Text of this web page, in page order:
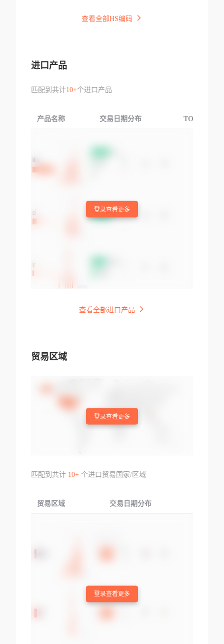
查看全部HS编码
进口产品
匹配到共计10+个进口产品
产品名称 交易日期分布 TOP3交易国
登录查看更多
查看全部进口产品
贸易区域
登录查看更多
匹配到共计 10+个进口贸易国家/区域
贸易区域 交易日期分布
登录查看更多